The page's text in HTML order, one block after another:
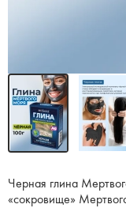
Черная глина
«сокровище»